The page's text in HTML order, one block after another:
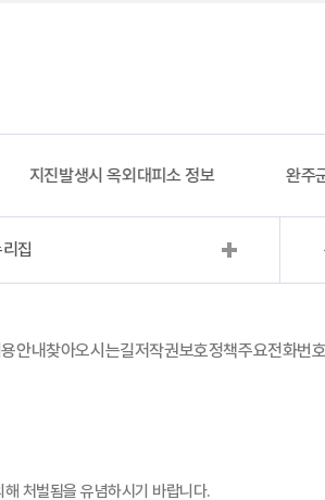
옥외대피소 정보 완주군 무더위쉼터
집
안내찾아오시는길저작권보호정책주요전화번호
처벌됨을 유념하시기 바랍니다.